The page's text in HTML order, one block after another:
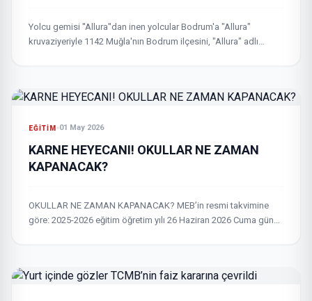
Yolcu gemisi ''Allura''dan inen yolcular Bodrum'a "Allura"
kruvaziyeriyle 1142 Muğla'nın Bodrum ilçesini, "Allura" adlı
EĞİTİM 01 May 2026
KARNE HEYECANI! OKULLAR NE ZAMAN
KAPANACAK?
OKULLAR NE ZAMAN KAPANACAK? MEB’in resmi takvimine
göre: 2025-2026 eğitim öğretim yılı 26 Haziran 2026 Cuma günü